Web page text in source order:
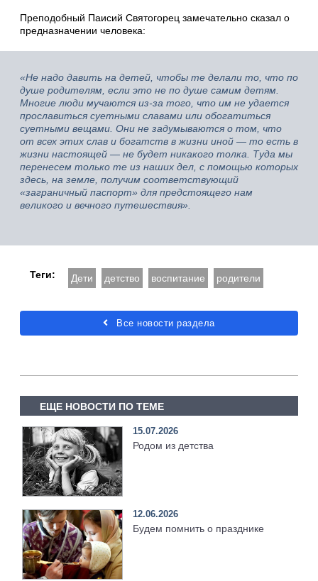
Преподобный Паисий Святогорец замечательно сказал о
предназначении человека:
«Не надо давить на детей, чтобы те делали то, что по
душе родителям, если это не по душе самим детям.
Многие люди мучаются из-за того, что им не удается
прославиться суетными славами или обогатиться
суетными вещами. Они не задумываются о том, что
от всех этих слав и богатств в жизни иной — то есть в
жизни настоящей — не будет никакого толка. Туда мы
перенесем только те из наших дел, с помощью которых
здесь, на земле, получим соответствующий
«заграничный паспорт» для предстоящего нам
великого и вечного путешествия».
Теги: Дети детство воспитание родители
Все новости раздела
ЕЩЕ НОВОСТИ ПО ТЕМЕ
15.07.2026
Родом из детства
12.06.2026
Будем помнить о празднике